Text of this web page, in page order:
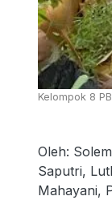
Kelompok 8
Oleh:
Saputri,
Mahayani,